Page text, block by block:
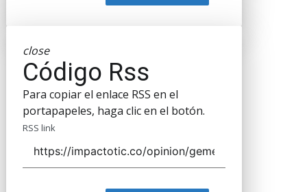
close
Código Rss
Para copiar el enlace RSS en el
portapapeles, haga clic en el botón.
RSS link